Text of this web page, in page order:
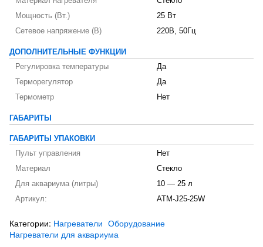
Мощность (Вт.)
25 Вт
Сетевое напряжение (В)
220В, 50Гц
ДОПОЛНИТЕЛЬНЫЕ ФУНКЦИИ
Регулировка температуры
Да
Терморегулятор
Да
Термометр
Нет
ГАБАРИТЫ
ГАБАРИТЫ УПАКОВКИ
Пульт управления
Нет
Материал
Стекло
Для аквариума (литры)
10 — 25 л
Артикул:
ATM-J25-25W
Категории: Нагреватели Оборудование
Нагреватели для аквариума